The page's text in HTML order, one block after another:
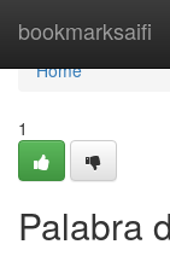
bookmarksaifi
Home
Home
1
Palabra